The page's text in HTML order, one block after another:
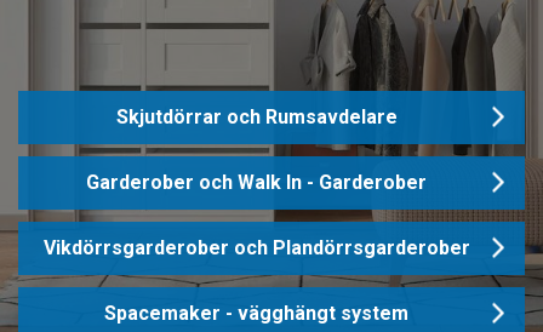
Skjutdörrar och Rumsavdelare
Garderober och Walk In - Garderober
Vikdörrsgarderober och Plandörrsgarderober
Spacemaker - vägghängt system